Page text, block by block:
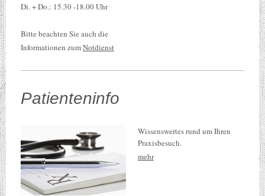
Di. + Do.: 15.30 -18.00 Uhr
Bitte beachten Sie auch die
Informationen zumNotdienst
Patienteninfo
Wissenswertes rund um Ihren
Praxisbesuch.
mehr